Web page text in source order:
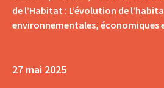
de l’Habitat : L’évolution de
environnementales, économiques
27 mai 2025